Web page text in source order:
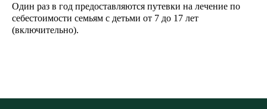
Один раз в год предоставляются путевки на лечение по
себестоимости семьям с детьми от 7 до 17 лет
(включительно).